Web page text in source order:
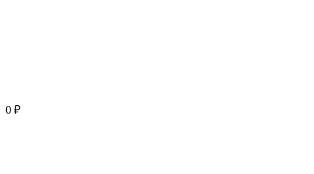
0 ₽